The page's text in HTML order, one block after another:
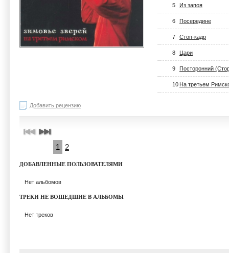
5 Из запоя
6 Посередине
7 Стоп-кадр
8 Цари
9 Посторонний
10 На третьем
Добавить рецензию
1 2
ДОБАВЛЕННЫЕ ПОЛЬЗОВАТЕЛЯМИ
Нет альбомов
ТРЕКИ НЕ ВОШЕДШИЕ В АЛЬБОМЫ
Нет треков